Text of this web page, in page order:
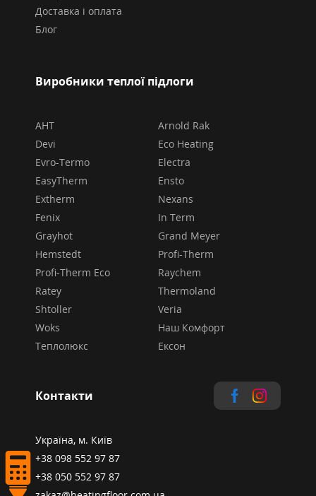
Доставка і оплата
Блог
Виробники теплої підлоги
AHT
Arnold Rak
Devi
Eco Heating
Evro-Termo
Electra
EasyTherm
Ensto
Extherm
Nexans
Fenix
In Term
Grayhot
Grand Meyer
Hemstedt
Profi-Therm
Profi-Therm Eco
Raychem
Ratey
Thermoland
Shtoller
Veria
Woks
Наш Комфорт
Теплолюкс
Ексон
Контакти
Україна, м. Київ
+38 098 552 97 87
+38 050 552 97 87